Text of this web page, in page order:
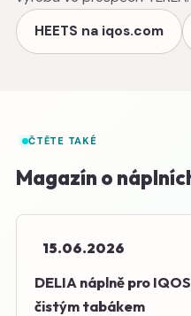
HEETS na iqos.com
ČTĚTE TAKÉ
Magazín o
15.06.2026
DELIA náplně pro
čistým tabákem